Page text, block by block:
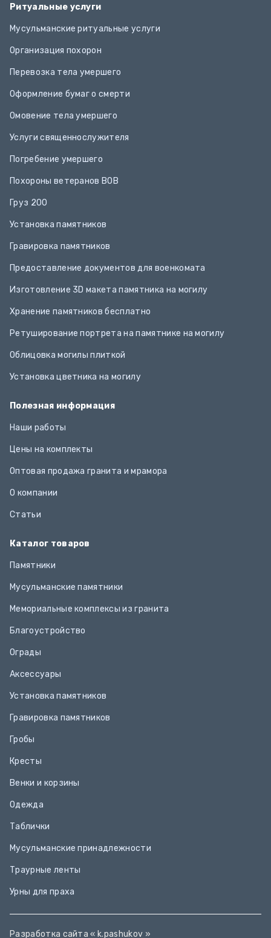
Каталог товаров
Памятники
Мусульманские памятники
Мемориальные комплексы из гранита
Благоустройство
Ограды
Аксессуары
Установка памятников
Гравировка памятников
Гробы
Кресты
Венки и корзины
Одежда
Таблички
Мусульманские принадлежности
Траурные ленты
Урны для праха
Ритуальные услуги
Мусульманские ритуальные услуги
Организация похорон
Перевозка тела умершего
Оформление бумаг о смерти
Омовение тела умершего
Услуги священнослужителя
Погребение умершего
Похороны ветеранов ВОВ
Груз 200
Установка памятников
Гравировка памятников
Предоставление документов для военкомата
Изготовление 3D макета памятника на могилу
Хранение памятников бесплатно
Ретуширование портрета на памятнике на могилу
Облицовка могилы плиткой
Установка цветника на могилу
Полезная информация
Наши работы
Цены на комплекты
Оптовая продажа гранита и мрамора
О компании
Статьи
Разработка сайта «k.pashukov »